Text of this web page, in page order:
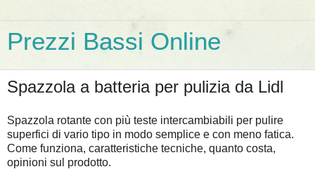
Prezzi Bassi Online
Spazzola a batteria per pulizia da Lidl
Spazzola rotante con più teste intercambiabili per pulire
superfici di vario tipo in modo semplice e con meno fatica.
Come funziona, caratteristiche tecniche, quanto costa,
opinioni sul prodotto.